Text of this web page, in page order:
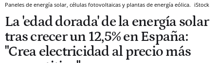
Paneles de energía solar, células fotovoltaicas y plantas de energía eólica. iStock
La 'edad dorada' de la energía solar
tras crecer un 12,5% en España:
"Crea electricidad al precio más